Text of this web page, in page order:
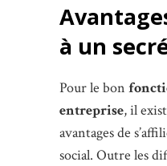
à un
Pour le bon
entreprise, il
avantages de
social. Outre les